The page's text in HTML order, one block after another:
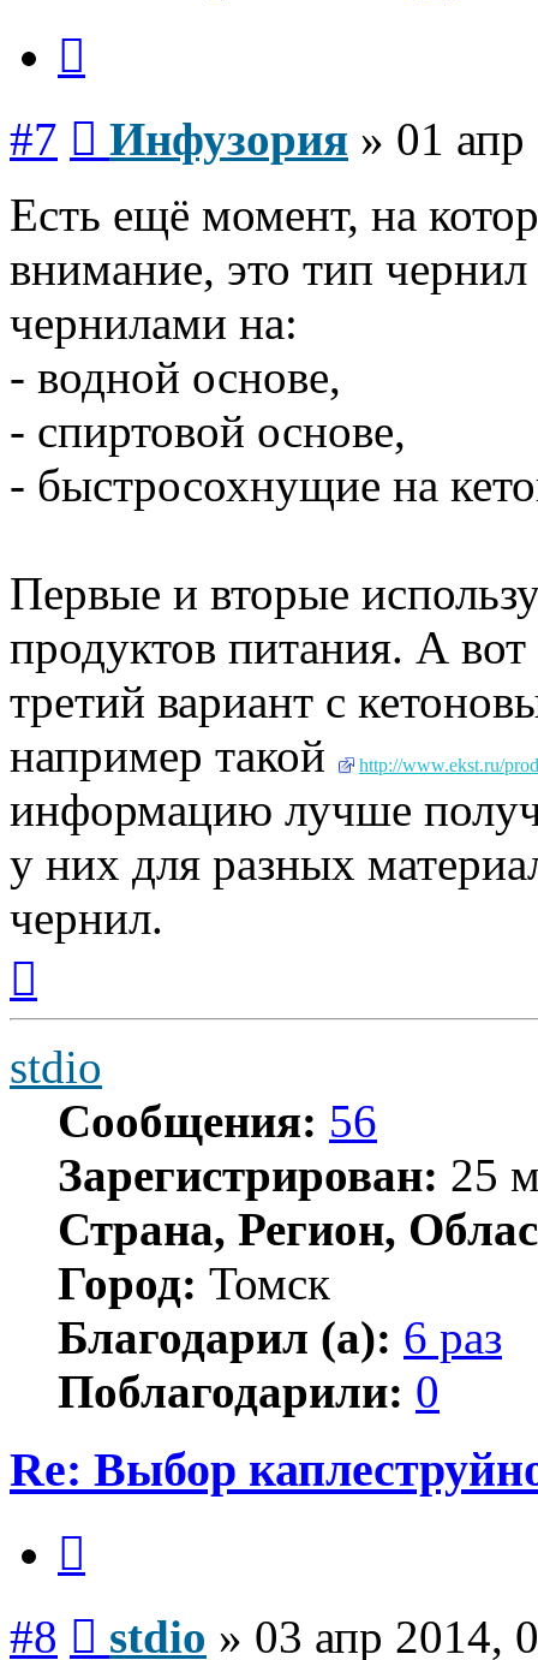
#7 Инфузория » 01
Есть ещё момент, на
внимание, это тип
чернилами на:
- водной основе,
- спиртовой основе,
- быстросохнущие на
Первые и вторые
продуктов питания. А
третий вариант с
например такой
http://www.ekst.ru/
информацию лучше
у них для разных
чернил.
началу
stdio
Сообщения: 56
Зарегистрирован: 25
Страна, Регион,
Город: Томск
Благодарил (а): 6 раз
Поблагодарили: 0
Re: Выбор
#8 stdio » 03 апр 2014,